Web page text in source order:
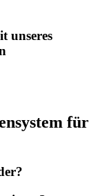
unseres
für